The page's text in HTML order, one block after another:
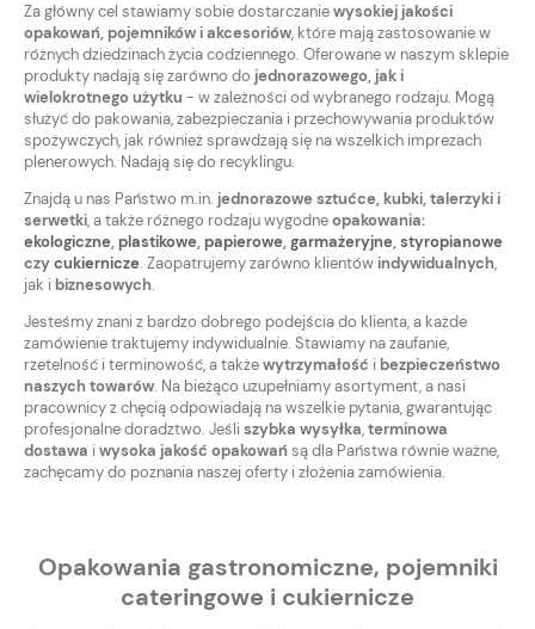
Za główny cel stawiamy sobie dostarczaniewysokiej jakości
opakowań, pojemników i akcesoriów, które mają zastosowanie w
różnych dziedzinach życia codziennego. Oferowane w naszym sklepie
produkty nadają się zarówno do jednorazowego, jak i
wielokrotnego użytku - w zależności od wybranego rodzaju. Mogą
służyć do pakowania, zabezpieczania i przechowywania produktów
spożywczych, jak również sprawdzają się na wszelkich imprezach
plenerowych. Nadają się do recyklingu.
Znajdą u nas Państwo m.in. jednorazowe sztućce, kubki, talerzyki i
serwetki, a także różnego rodzaju wygodneopakowania:
ekologiczne,plastikowe,papierowe,garmażeryjne,styropianowe
czycukiernicze. Zaopatrujemy zarówno klientówindywidualnych,
jak i biznesowych.
Jesteśmy znani z bardzo dobrego podejścia do klienta, a każde
zamówienie traktujemy indywidualnie. Stawiamy na zaufanie,
rzetelność i terminowość, a takżewytrzymałość i bezpieczeństwo
naszych towarów. Na bieżąco uzupełniamy asortyment, a nasi
pracownicy z chęcią odpowiadają na wszelkie pytania, gwarantując
profesjonalne doradztwo. Jeśli szybka wysyłka,terminowa
dostawa i wysoka jakość opakowań są dla Państwa równie ważne,
zachęcamy do poznania naszej oferty i złożenia zamówienia.
Opakowania gastronomiczne, pojemniki
cateringowe i cukiernicze